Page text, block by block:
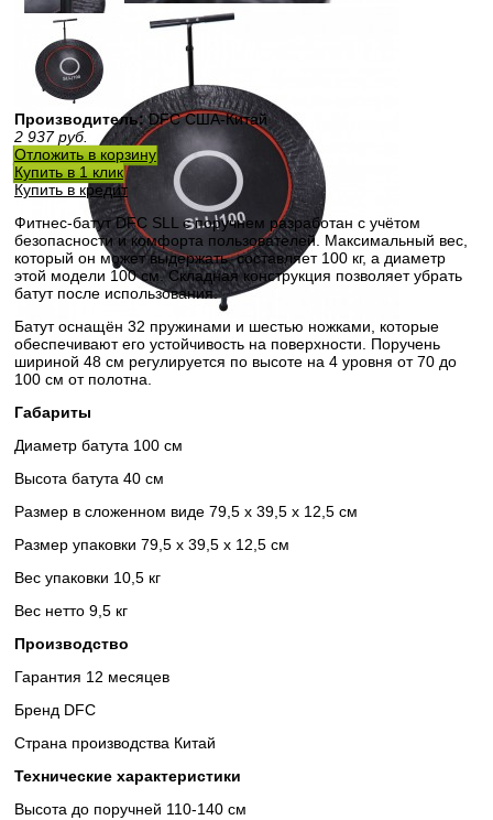
Производитель:DFC США-Китай
2 937 руб.
Отложить в корзину
Купить в 1 клик
Купить в кредит
Фитнес-батут DFC SLL с поручнем разработан с учётом
безопасности и комфорта пользователей. Максимальный вес,
который он может выдержать, составляет 100 кг, а диаметр
этой модели 100 см. Складная конструкция позволяет убрать
батут после использования.
Батут оснащён 32 пружинами и шестью ножками, которые
обеспечивают его устойчивость на поверхности. Поручень
шириной 48 см регулируется по высоте на 4 уровня от 70 до
100 см от полотна.
Габариты
Диаметр батута 100 см
Высота батута 40 см
Размер в сложенном виде 79,5 х 39,5 х 12,5 см
Размер упаковки 79,5 х 39,5 х 12,5 см
Вес упаковки 10,5 кг
Вес нетто 9,5 кг
Производство
Гарантия 12 месяцев
Бренд DFC
Страна производства Китай
Технические характеристики
Высота до поручней 110-140 см